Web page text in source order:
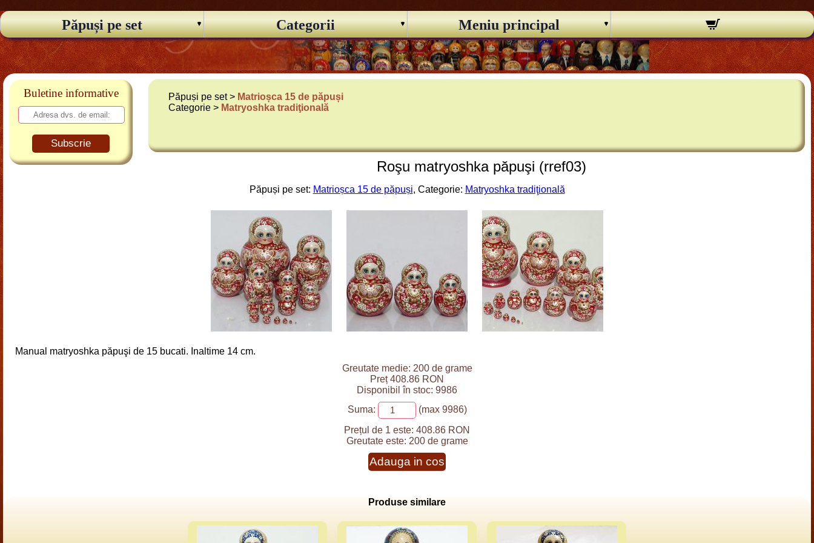
Păpuși pe set Categorii Meniu principal
Buletine informative
Subscrie
Păpuși pe set > Matrioșca 15 de păpuși
Categorie > Matryoshka tradiţională
Roşu matryoshka păpuşi (rref03)
Păpuși pe set: Matrioșca 15 de păpuși, Categorie: Matryoshka tradiţională
Manual matryoshka păpuşi de 15 bucati. Inaltime 14 cm.
Greutate medie: 200 de grame
Preț 408.86 RON
Disponibil în stoc: 9986
Suma:
(max 9986)
Prețul de 1 este: 408.86 RON
Greutate este: 200 de grame
Adauga in cos
Produse similare